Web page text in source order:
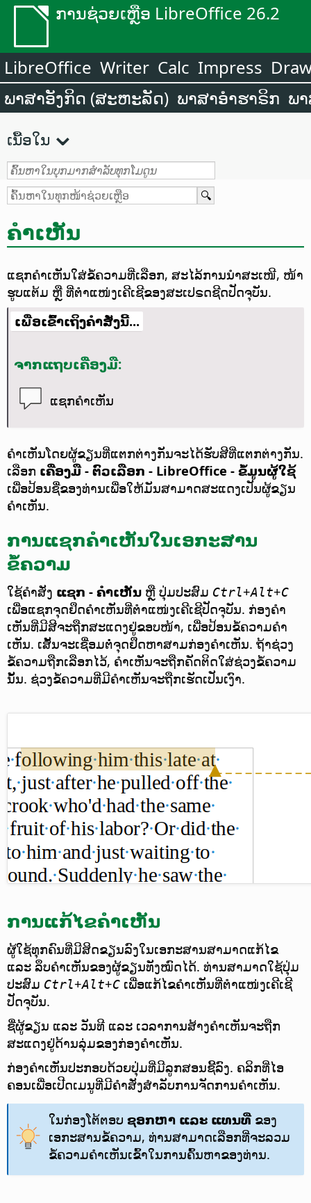
ການຊ່ວຍເຫຼືອ LibreOffice 26.2
LibreOffice Writer Calc Impress
ພາສາອັງກິດ (ສະຫະລັດ) ພາສາອຳຮາຣິກ ພ
ເນື້ອໃນ
ຄຳເຫັນ
ແຊກຄຳເຫັນໃສ່ຂໍ້ຄວາມທີ່ເລືອກ, ສະໄລ້ການນຳສະເໜີ, ໜ້າ
ຮູບແຕ້ມ ຫຼື ທີ່ຕຳແໜ່ງເຄີເຊີຂອງສະເປຣດຊີດປັດຈຸບັນ.
ເພື່ອເຂົ້າເຖິງຄຳສັ່ງນີ້...
ຈາກແຖບເຄື່ອງມື:
ແຊກຄຳເຫັນ
ຄຳເຫັນໂດຍຜູ້ຂຽນທີ່ແຕກຕ່າງກັນຈະໄດ້ຮັບສີທີ່ແຕກຕ່າງກັນ.
ເລືອກ ເຄື່ອງມື - ຕົວເລືອກ - LibreOffice - ຂໍ້ມູນຜູ້ໃຊ້
ເພື່ອປ້ອນຊື່ຂອງທ່ານເພື່ອໃຫ້ມັນສາມາດສະແດງເປັນຜູ້ຂຽນ
ຄຳເຫັນ.
ການແຊກຄຳເຫັນໃນເອກະສານ
ຂໍ້ຄວາມ
ໃຊ້ຄຳສັ່ງ ແຊກ - ຄຳເຫັນ ຫຼື ປຸ່ມປະສົມ Ctrl+Alt+C
ເພື່ອແຊກຈຸດຢຶດຄຳເຫັນທີ່ຕຳແໜ່ງເຄີເຊີປັດຈຸບັນ. ກ່ອງຄຳ
ເຫັນທີ່ມີສີຈະຖືກສະແດງຢູ່ຂອບໜ້າ, ເພື່ອປ້ອນຂໍ້ຄວາມຄຳ
ເຫັນ. ເສັ້ນຈະເຊື່ອມຕໍ່ຈຸດຢຶດຫາສາມກ່ອງຄຳເຫັນ. ຖ້າຊ່ວງ
ຂໍ້ຄວາມຖືກເລືອກໄວ້, ຄຳເຫັນຈະຖືກຄັດຕິດໃສ່ຊ່ວງຂໍ້ຄວາມ
ນັ້ນ. ຊ່ວງຂໍ້ຄວາມທີ່ມີຄຳເຫັນຈະຖືກເຮັດເປັນເງົາ.
ການແກ້ໄຂຄຳເຫັນ
ຜູ້ໃຊ້ທຸກຄົນທີ່ມີສິດຂຽນລົງໃນເອກະສານສາມາດແກ້ໄຂ
ແລະ ລຶບຄຳເຫັນຂອງຜູ້ຂຽນທັງໝົດໄດ້. ທ່ານສາມາດໃຊ້ປຸ່ມ
ປະສົມ Ctrl+Alt+C ເພື່ອແກ້ໄຂຄຳເຫັນທີ່ຕຳແໜ່ງເຄີເຊີ
ປັດຈຸບັນ.
ຊື່ຜູ້ຂຽນ ແລະ ວັນທີ ແລະ ເວລາການສ້າງຄຳເຫັນຈະຖືກ
ສະແດງຢູ່ດ້ານລຸ່ມຂອງກ່ອງຄຳເຫັນ.
ກ່ອງຄຳເຫັນປະກອບດ້ວຍປຸ່ມທີ່ມີລູກສອນຊີ້ລົງ. ຄລິກທີ່ໄອ
ຄອນເພື່ອເປີດເມນູທີ່ມີຄຳສັ່ງສຳລັບການຈັດການຄຳເຫັນ.
ໃນກ່ອງໂຕ້ຕອບ ຊອກຫາ ແລະ ແທນທີ່ຂອງ
ເອກະສານຂໍ້ຄວາມ, ທ່ານສາມາດເລືອກທີ່ຈະລວມ
ຂໍ້ຄວາມຄຳເຫັນເຂົ້າໃນການຄົ້ນຫາຂອງທ່ານ.